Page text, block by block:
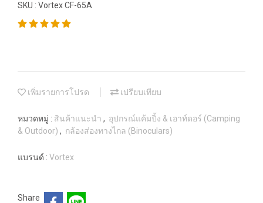
SKU : Vortex CF-65A
เพิ่มรายการโปรด เปรียบเทียบ
หมวดหมู่ : สินค้าแนะนำ , อุปกรณ์แค้มปิ้ง & เอาท์ดอร์ (Camping
& Outdoor) , กล้องส่องทางไกล (Binoculars)
แบรนด์ : Vortex
Share